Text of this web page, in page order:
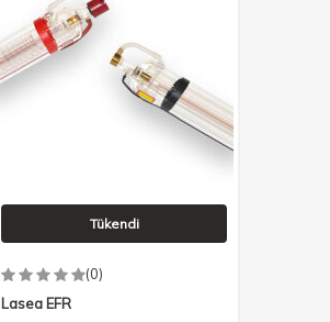
Tükendi
(0)
Lasea EFR